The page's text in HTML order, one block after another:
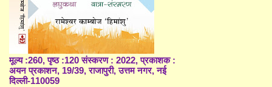
मूल्य :260, पृष्ठ :120 संस्करण : 2022, प्रकाशक :
अयन प्रकाशन, 19/39, राजापुरी, उत्तम नगर, नई
दिल्ली-110059